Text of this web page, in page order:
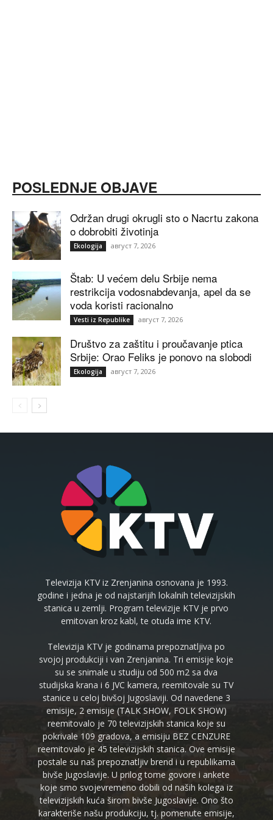
POSLEDNJE OBJAVE
Održan drugi okrugli sto o Nacrtu zakona
o dobrobiti životinja
Ekologija август 7, 2026
Štab: U većem delu Srbije nema
restrikcija vodosnabdevanja, apel da se
voda koristi racionalno
Vesti iz Republike август 7, 2026
Društvo za zaštitu i proučavanje ptica
Srbije: Orao Feliks je ponovo na slobodi
Ekologija август 7, 2026
Televizija KTV iz Zrenjanina osnovana je 1993.
godine i jedna je od najstarijih lokalnih televizijskih
stanica u zemlji. Program televizije KTV je prvo
emitovan kroz kabl, te otuda ime KTV.
Televizija KTV je godinama prepoznatljiva po
svojoj produkciji i van Zrenjanina. Tri emisije koje
su se snimale u studiju od 500 m2 sa dva
studijska krana i 6 JVC kamera, reemitovale su TV
stanice u celoj bivšoj Jugoslaviji. Od navedene 3
emisije, 2 emisije (TALK SHOW, FOLK SHOW)
reemitovalo je 70 televizijskih stanica koje su
pokrivale 109 gradova, a emisiju BEZ CENZURE
reemitovalo je 45 televizijskih stanica. Ove emisije
postale su naš prepoznatljiv brend i u republikama
bivše Jugoslavije. U prilog tome govore i ankete
koje smo svojevremeno dobili od naših kolega iz
televizijskih kuća širom bivše Jugoslavije. Ono što
karakteriše našu produkciju, tj. pomenute emisije,